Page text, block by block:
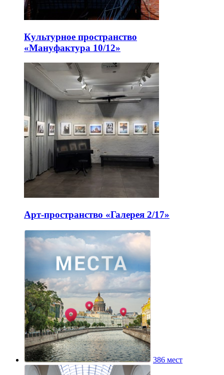
Культурное пространство
«Мануфактура 10/12»
Арт-пространство «Галерея 2/17»
386 мест